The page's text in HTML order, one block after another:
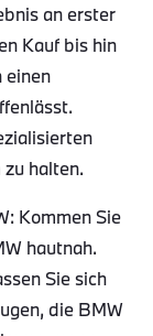
an erster
Kauf bis hin
einen
halten.
Kommen Sie
hautnah.
Sie sich
die BMW